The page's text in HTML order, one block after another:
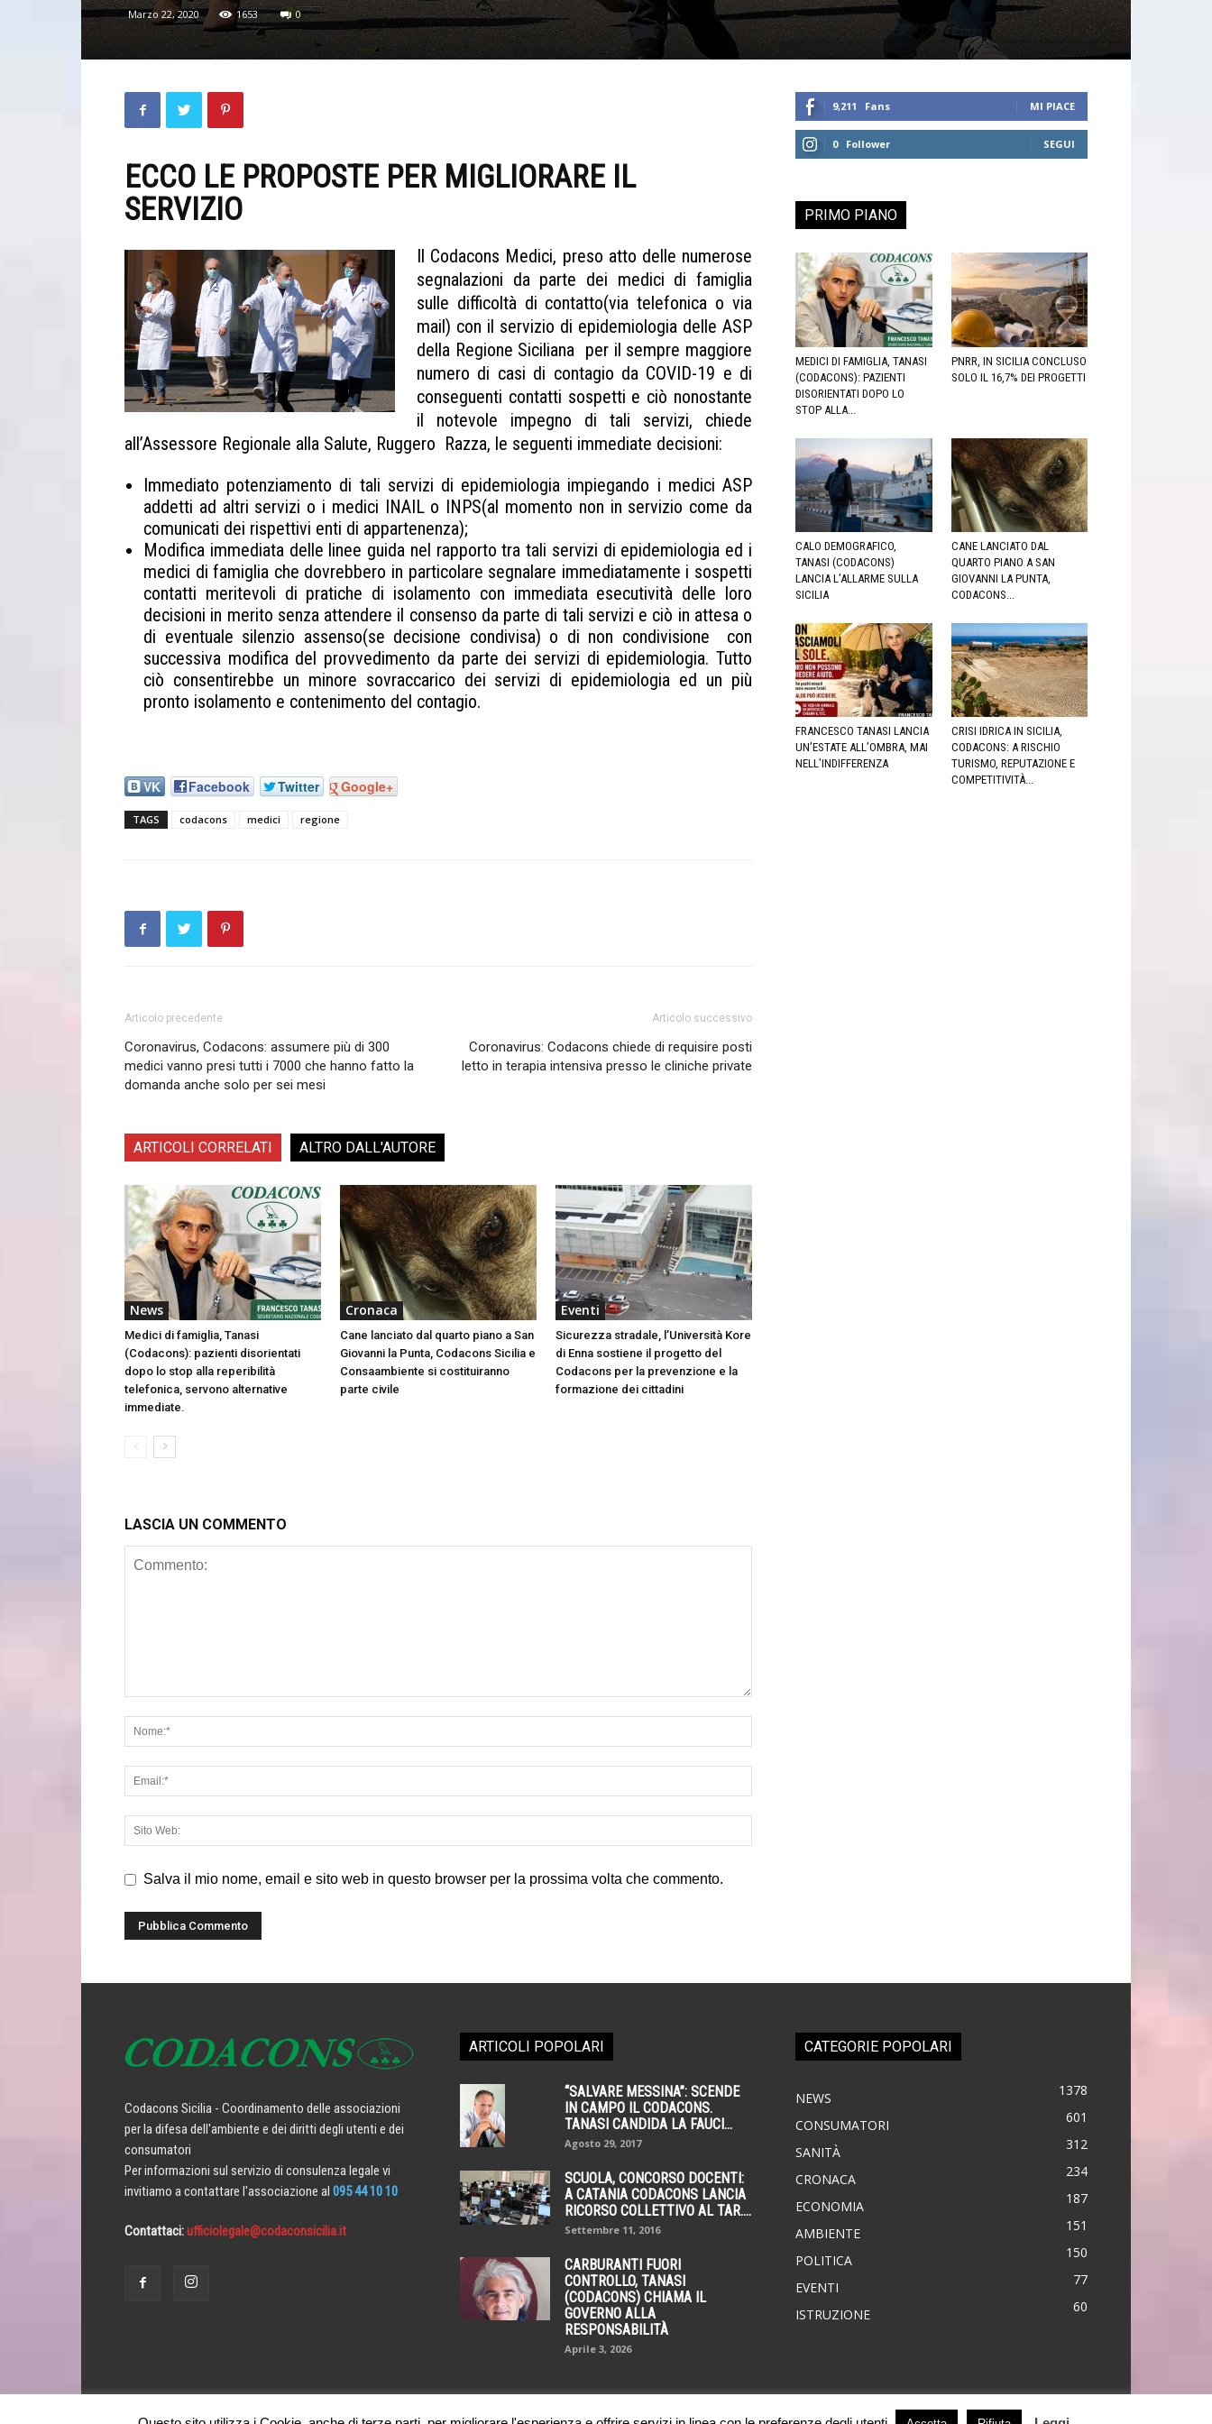
Marzo 22, 2020 1653 0
ECCO LE PROPOSTE PER MIGLIORARE IL
SERVIZIO
Il Codacons Medici, preso atto delle numerose
segnalazioni da parte dei medici di famiglia
sulle difficoltà di contatto(via telefonica o via
mail) con il servizio di epidemiologia delle ASP
della Regione Siciliana per il sempre maggiore
numero di casi di contagio da COVID-19 e di
conseguenti contatti sospetti e ciò nonostante
il notevole impegno di tali servizi, chiede
all’Assessore Regionale alla Salute, Ruggero Razza, le seguenti immediate decisioni:
Immediato potenziamento di tali servizi di epidemiologia impiegando i medici ASP
addetti ad altri servizi o i medici INAIL o INPS(al momento non in servizio come da
comunicati dei rispettivi enti di appartenenza);
Modifica immediata delle linee guida nel rapporto tra tali servizi di epidemiologia ed i
medici di famiglia che dovrebbero in particolare segnalare immediatamente i sospetti
contatti meritevoli di pratiche di isolamento con immediata esecutività delle loro
decisioni in merito senza attendere il consenso da parte di tali servizi e ciò in attesa o
di eventuale silenzio assenso(se decisione condivisa) o di non condivisione con
successiva modifica del provvedimento da parte dei servizi di epidemiologia. Tutto
ciò consentirebbe un minore sovraccarico dei servizi di epidemiologia ed un più
pronto isolamento e contenimento del contagio.
VK Facebook Twitter Google+
TAGS codacons medici regione
Articolo precedente
Coronavirus, Codacons: assumere più di 300
medici vanno presi tutti i 7000 che hanno fatto la
domanda anche solo per sei mesi
Articolo successivo
Coronavirus: Codacons chiede di requisire posti
letto in terapia intensiva presso le cliniche private
ARTICOLI CORRELATI ALTRO DALL'AUTORE
News
Medici di famiglia, Tanasi
(Codacons): pazienti disorientati
dopo lo stop alla reperibilità
telefonica, servono alternative
immediate.
Cronaca
Cane lanciato dal quarto piano a San
Giovanni la Punta, Codacons Sicilia e
Consaambiente si costituiranno
parte civile
Eventi
Sicurezza stradale, l’Università Kore
di Enna sostiene il progetto del
Codacons per la prevenzione e la
formazione dei cittadini
LASCIA UN COMMENTO
Salva il mio nome, email e sito web in questo browser per la prossima volta che commento.
9,211 Fans MI PIACE
0 Follower SEGUI
PRIMO PIANO
MEDICI DI FAMIGLIA, TANASI
(CODACONS): PAZIENTI
DISORIENTATI DOPO LO
STOP ALLA...
PNRR, IN SICILIA CONCLUSO
SOLO IL 16,7% DEI PROGETTI
CALO DEMOGRAFICO,
TANASI (CODACONS)
LANCIA L’ALLARME SULLA
SICILIA
CANE LANCIATO DAL
QUARTO PIANO A SAN
GIOVANNI LA PUNTA,
CODACONS...
FRANCESCO TANASI LANCIA
UN’ESTATE ALL’OMBRA, MAI
NELL’INDIFFERENZA
CRISI IDRICA IN SICILIA,
CODACONS: A RISCHIO
TURISMO, REPUTAZIONE E
COMPETITIVITÀ...
Codacons Sicilia - Coordinamento delle associazioni
per la difesa dell'ambiente e dei diritti degli utenti e dei
consumatori
Per informazioni sul servizio di consulenza legale vi
invitiamo a contattare l'associazione al 095 44 10 10
Contattaci:ufficiolegale@codaconsicilia.it
ARTICOLI POPOLARI
“SALVARE MESSINA”: SCENDE
IN CAMPO IL CODACONS.
TANASI CANDIDA LA FAUCI...
Agosto 29, 2017
SCUOLA, CONCORSO DOCENTI:
A CATANIA CODACONS LANCIA
RICORSO COLLETTIVO AL TAR....
Settembre 11, 2016
CARBURANTI FUORI
CONTROLLO, TANASI
(CODACONS) CHIAMA IL
GOVERNO ALLA
RESPONSABILITÀ
Aprile 3, 2026
CATEGORIE POPOLARI
NEWS 1378
CONSUMATORI 601
SANITÀ 312
CRONACA 234
ECONOMIA 187
AMBIENTE 151
POLITICA 150
EVENTI 77
ISTRUZIONE 60